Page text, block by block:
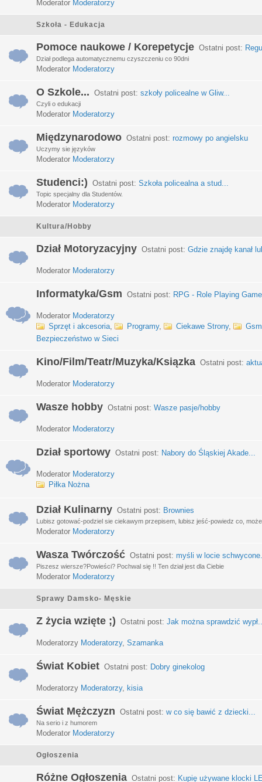
Moderator Moderatorzy
Szkoła - Edukacja
Pomoce naukowe / Korepetycje Ostatni post:
Dział podlega automatycznemu czyszczeniu co 90dni
Moderator Moderatorzy
O Szkole... Ostatni post: szkoły policealne w Gliw...
Czyli o edukacji
Moderator Moderatorzy
Międzynarodowo Ostatni post: rozmowy po angielsku
Uczymy sie języków
Moderator Moderatorzy
Studenci:) Ostatni post: Szkoła policealna a stud...
Topic specjalny dla Studentów.
Moderator Moderatorzy
Kultura/Hobby
Dział Motoryzacyjny Ostatni post: Gdzie znajdę kanał
Moderator Moderatorzy
Informatyka/Gsm Ostatni post: RPG - Role Playing
Moderator Moderatorzy
Sprzęt i akcesoria, Programy, Ciekawe Strony,
Gsm
Bezpieczeństwo w Sieci
Kino/Film/Teatr/Muzyka/Ksiązka Ostatni post:
Moderator Moderatorzy
Wasze hobby Ostatni post: Wasze pasje/hobby
Moderator Moderatorzy
Dział sportowy Ostatni post: Nabory do Śląskiej Akade...
Moderator Moderatorzy
Piłka Nożna
Dział Kulinarny Ostatni post: Brownies
Lubisz gotować-podziel sie ciekawym przepisem, lubisz jeść-powiedz co,
Moderator Moderatorzy
Wasza Twórczość Ostatni post: myśli w locie
Piszesz wiersze?Powieści? Pochwal się !! Ten dział jest dla Ciebie
Moderator Moderatorzy
Sprawy Damsko- Męskie
Z życia wzięte ;) Ostatni post: Jak można sprawdzić
Moderatorzy Moderatorzy, Szamanka
Świat Kobiet Ostatni post: Dobry ginekolog
Moderatorzy Moderatorzy, kisia
Świat Mężczyzn Ostatni post: w co się bawić z dziecki...
Na serio i z humorem
Moderator Moderatorzy
Ogłoszenia
Różne Ogłoszenia Ostatni post: Kupię używane klocki